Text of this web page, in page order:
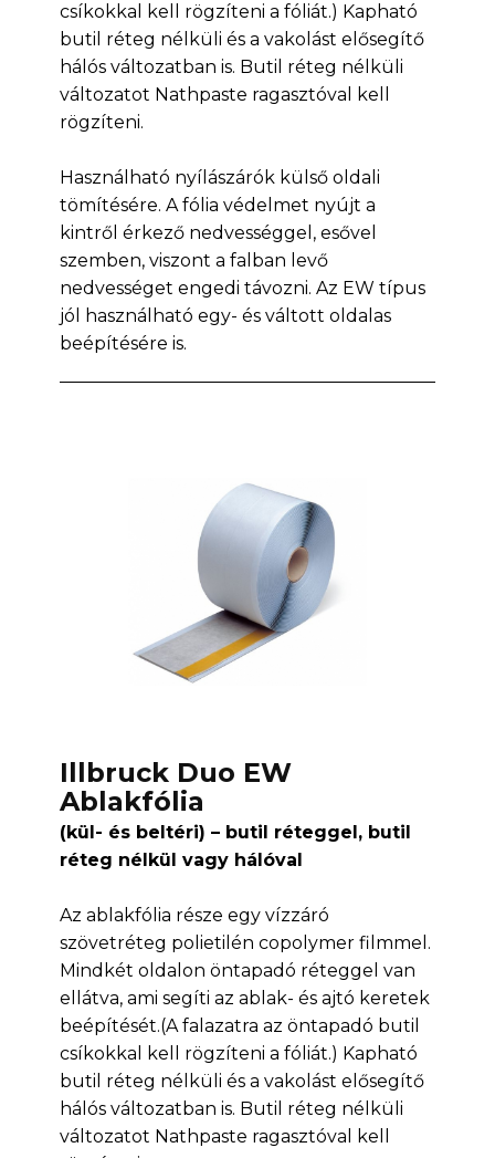
csíkokkal kell rögzíteni a fóliát.) Kapható
butil réteg nélküli és a vakolást elősegítő
hálós változatban is. Butil réteg nélküli
változatot Nathpaste ragasztóval kell
rögzíteni.
Használható nyílászárók külső oldali
tömítésére. A fólia védelmet nyújt a
kintről érkező nedvességgel, esővel
szemben, viszont a falban levő
nedvességet engedi távozni. Az EW típus
jól használható egy- és váltott oldalas
beépítésére is.
Illbruck Duo EW
Ablakfólia
(kül- és beltéri) – butil réteggel, butil
réteg nélkül vagy hálóval
Az ablakfólia része egy vízzáró
szövetréteg polietilén copolymer filmmel.
Mindkét oldalon öntapadó réteggel van
ellátva, ami segíti az ablak- és ajtó keretek
beépítését.(A falazatra az öntapadó butil
csíkokkal kell rögzíteni a fóliát.) Kapható
butil réteg nélküli és a vakolást elősegítő
hálós változatban is. Butil réteg nélküli
változatot Nathpaste ragasztóval kell